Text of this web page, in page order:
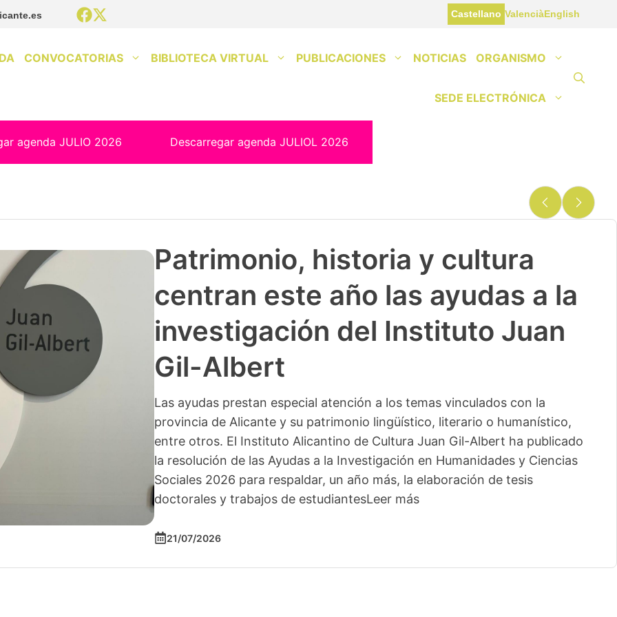
Castellano ValenciàEnglish
CONVOCATORIAS BIBLIOTECA VIRTUAL PUBLICACIONES NOTICIAS ORGANISMO
SEDE ELECTRÓNICA
agenda JULIO 2026 Descarregar agenda JULIOL 2026
Patrimonio, historia y cultura
centran este año las ayudas a la
investigación del Instituto Juan
Gil-Albert
Las ayudas prestan especial atención a los temas vinculados con la
provincia de Alicante y su patrimonio lingüístico, literario o humanístico,
entre otros. El Instituto Alicantino de Cultura Juan Gil-Albert ha publicado
la resolución de las Ayudas a la Investigación en Humanidades y Ciencias
Sociales 2026 para respaldar, un año más, la elaboración de tesis
doctorales y trabajos de estudiantesLeer más
21/07/2026